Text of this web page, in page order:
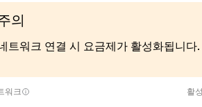
의
트워크 연결 시 요금제가 활성화됩니다.
워크 활